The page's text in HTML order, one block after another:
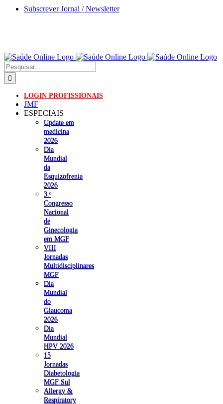
Skip
Subscrever Jornal / Newsletter
Pesquisar
LOGIN PROFISSIONAIS
JMF
ESPECIAIS
Update em
medicina
2026
Dia
Mundial
da
Esquizofrenia
2026
3.ᵒ
Congresso
Nacional
de
Ginecologia
em MGF
VIII
Jornadas
Multidisciplinares
MGF
Dia
Mundial
do
Glaucoma
2026
Dia
Mundial
HPV 2026
15
Jornadas
Diabetologia
MGF Sul
Allergy &
Respiratory